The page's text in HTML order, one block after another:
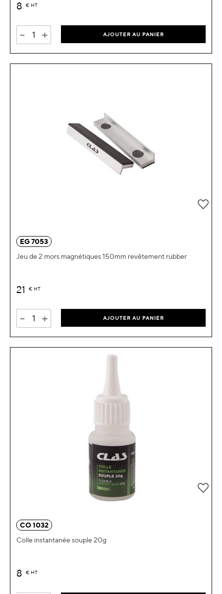
8 € HT
- + AJOUTER AU PANIER
EG 7053
Jeu de 2 mors magnétiques 150mm revêtement rubber
21 € HT
- + AJOUTER AU PANIER
CO 1032
Colle instantanée souple 20g
8 € HT